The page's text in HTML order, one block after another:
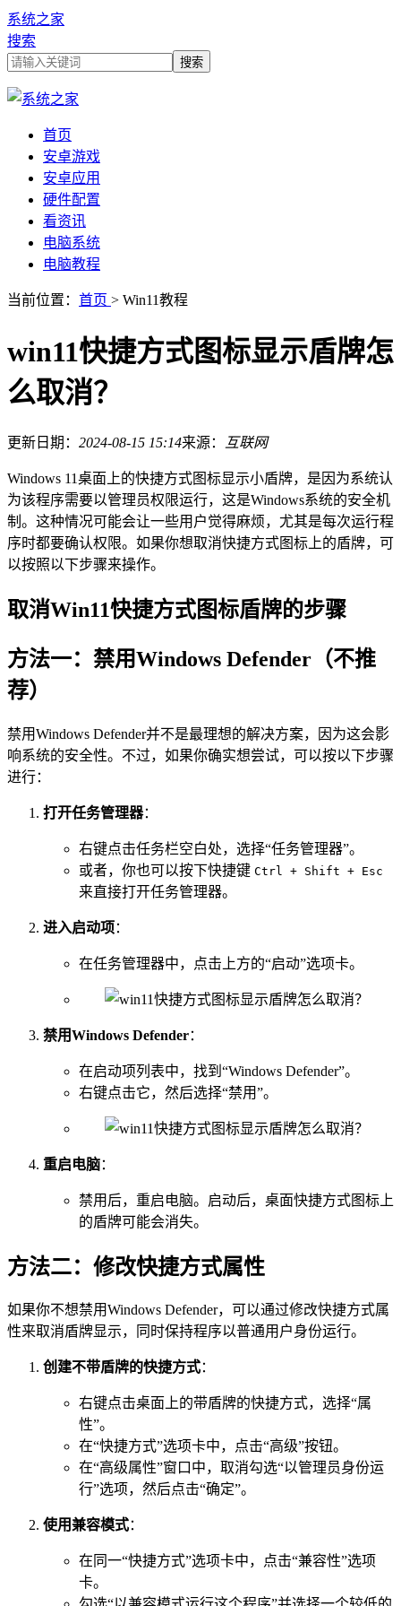
系统之家
搜索
首页
安卓游戏
安卓应用
硬件配置
看资讯
电脑系统
电脑教程
当前位置： 首页 > Win11教程
win11快捷方式图标显示盾牌怎
么取消？
更新日期： 2024-08-15 15:14来源： 互联网
Windows 11桌面上的快捷方式图标显示小盾牌，是因为系统认
为该程序需要以管理员权限运行，这是Windows系统的安全机
制。这种情况可能会让一些用户觉得麻烦，尤其是每次运行程
序时都要确认权限。如果你想取消快捷方式图标上的盾牌，可
以按照以下步骤来操作。
取消Win11快捷方式图标盾牌的步骤
方法一：禁用Windows Defender（不推
荐）
禁用Windows Defender并不是最理想的解决方案，因为这会影
响系统的安全性。不过，如果你确实想尝试，可以按以下步骤
进行：
打开任务管理器：
右键点击任务栏空白处，选择“任务管理器”。
或者，你也可以按下快捷键 Ctrl + Shift + Esc
来直接打开任务管理器。
进入启动项 ：
在任务管理器中，点击上方的“启动”选项卡。
禁用Windows Defender：
在启动项列表中，找到“Windows Defender”。
右键点击它，然后选择“禁用”。
重启电脑：
禁用后，重启电脑。启动后，桌面快捷方式图标上
的盾牌可能会消失。
方法二：修改快捷方式属性
如果你不想禁用Windows Defender，可以通过修改快捷方式属
性来取消盾牌显示，同时保持程序以普通用户身份运行。
创建不带盾牌的快捷方式：
右键点击桌面上的带盾牌的快捷方式，选择“属
性”。
在“快捷方式”选项卡中，点击“高级”按钮。
在“高级属性”窗口中，取消勾选“以管理员身份运
行”选项，然后点击“确定”。
使用兼容模式：
在同一“快捷方式”选项卡中，点击“兼容性”选项
卡。